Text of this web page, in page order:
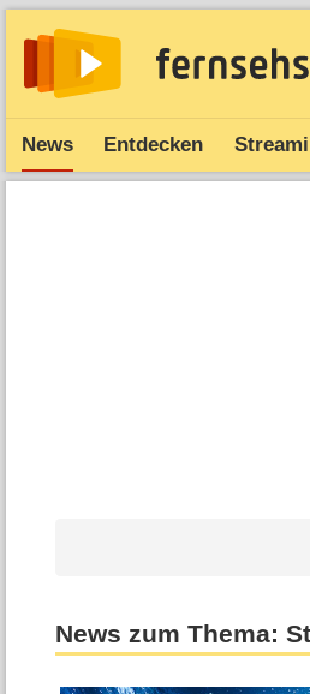
News Entdecken
News zum Thema: